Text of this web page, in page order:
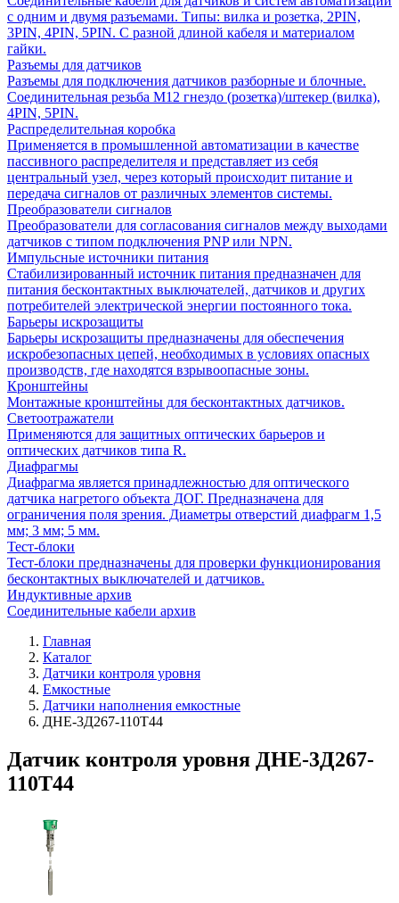
с одним и двумя разъемами. Типы: вилка и розетка, 2PIN,
3PIN, 4PIN, 5PIN. С разной длиной кабеля и материалом
гайки.
Разъемы для датчиков
Разъемы для подключения датчиков разборные и блочные.
Соединительная резьба М12 гнездо (розетка)/штекер (вилка),
4PIN, 5PIN.
Распределительная коробка
Применяется в промышленной автоматизации в качестве
пассивного распределителя и представляет из себя
центральный узел, через который происходит питание и
передача сигналов от различных элементов системы.
Преобразователи сигналов
Преобразователи для согласования сигналов между выходами
датчиков с типом подключения PNP или NPN.
Импульсные источники питания
Стабилизированный источник питания предназначен для
питания бесконтактных выключателей, датчиков и других
потребителей электрической энергии постоянного тока.
Барьеры искрозащиты
Барьеры искрозащиты предназначены для обеспечения
искробезопасных цепей, необходимых в условиях опасных
производств, где находятся взрывоопасные зоны.
Кронштейны
Монтажные кронштейны для бесконтактных датчиков.
Светоотражатели
Применяются для защитных оптических барьеров и
оптических датчиков типа R.
Диафрагмы
Диафрагма является принадлежностью для оптического
датчика нагретого объекта ДОГ. Предназначена для
ограничения поля зрения. Диаметры отверстий диафрагм 1,5
мм; 3 мм; 5 мм.
Тест-блоки
Тест-блоки предназначены для проверки функционирования
бесконтактных выключателей и датчиков.
Индуктивные архив
Соединительные кабели архив
Главная
Каталог
Датчики контроля уровня
Емкостные
Датчики наполнения емкостные
ДНЕ-3Д267-110Т44
Датчик контроля уровня ДНЕ-3Д267-
110Т44